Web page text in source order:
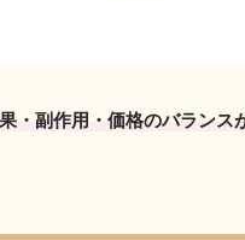
・副作用・価格のバラン